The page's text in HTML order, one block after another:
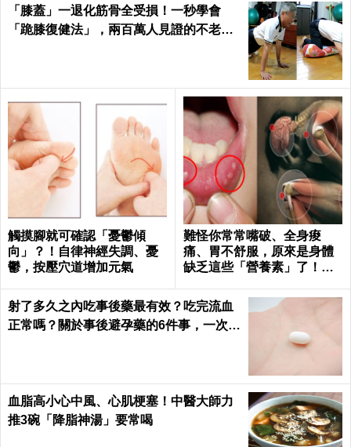
「膝蓋」一退化筋骨全受損！一秒學會
「跪膝復健法」，兩百萬人見證的不老伸
觸摸腳就可確認「憂鬱傾
向」？！自律神經失調、憂
鬱，按壓穴道增加元氣
難怪你常常嘴破、全身痠
痛、胃不舒服，原來是身體
缺乏這些「營養素」了！｜
射了多久之內吃事後藥最有效？吃完流血
正常嗎？關於事後避孕藥的6件事，一次報
血脂高小心中風、心肌梗塞！中醫大師力
推3碗「降脂神湯」要常喝